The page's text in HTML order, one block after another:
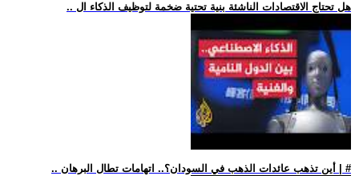
.. هل تحتاج الاقتصادات الناشئة بنية تحتية ضخمة لتوظيف الذكاء ال
.. أين تذهب عائدات الذهب في السودان؟.. اتهامات تطال البرهان | #